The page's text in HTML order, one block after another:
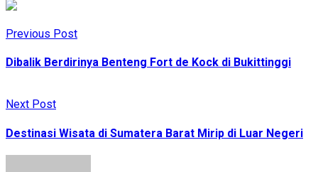
Previous Post
Dibalik Berdirinya Benteng Fort de Kock di Bukittinggi
Next Post
Destinasi Wisata di Sumatera Barat Mirip di Luar Negeri